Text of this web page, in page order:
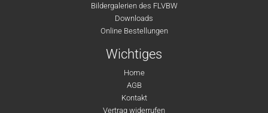
Bildergalerien des FLVBW
Downloads
Online Bestellungen
Wichtiges
Home
AGB
Kontakt
Vertrag widerrufen